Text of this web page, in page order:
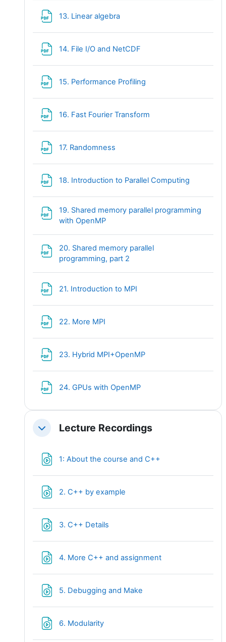
13. Linear algebra
14. File I/O and NetCDF
15. Performance Profiling
16. Fast Fourier Transform
17. Randomness
18. Introduction to Parallel Computing
19. Shared memory parallel programming
with OpenMP
20. Shared memory parallel
programming, part 2
21. Introduction to MPI
22. More MPI
23. Hybrid MPI+OpenMP
24. GPUs with OpenMP
ReplierLecture Recordings
1: About the course and C++
2. C++ by example
3. C++ Details
4. More C++ and assignment
5. Debugging and Make
6. Modularity